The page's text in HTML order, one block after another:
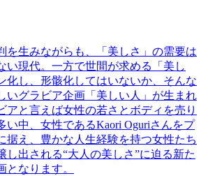
を生みながらも、「美しさ」の需要は
い現代。一方で世間が求める「美し
化し、形骸化してはいないか、そんな
いグラビア企画「美しい人」が生まれ
アと言えば女性の若さとボディを売り
い中、女性であるKaori Oguriさんをプ
据え、豊かな人生経験を持つ女性たち
し出される“大人の美しさ”に迫る新た
となります。